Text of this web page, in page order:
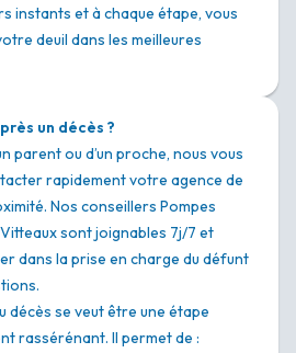
instants et à chaque étape, vous
deuil dans les meilleures
un décès ?
parent ou d’un proche, nous vous
rapidement votre agence de
Nos conseillers Pompes
sont joignables 7j/7 et
dans la prise en charge du défunt
décès se veut être une étape
rassérénant. Il permet de :